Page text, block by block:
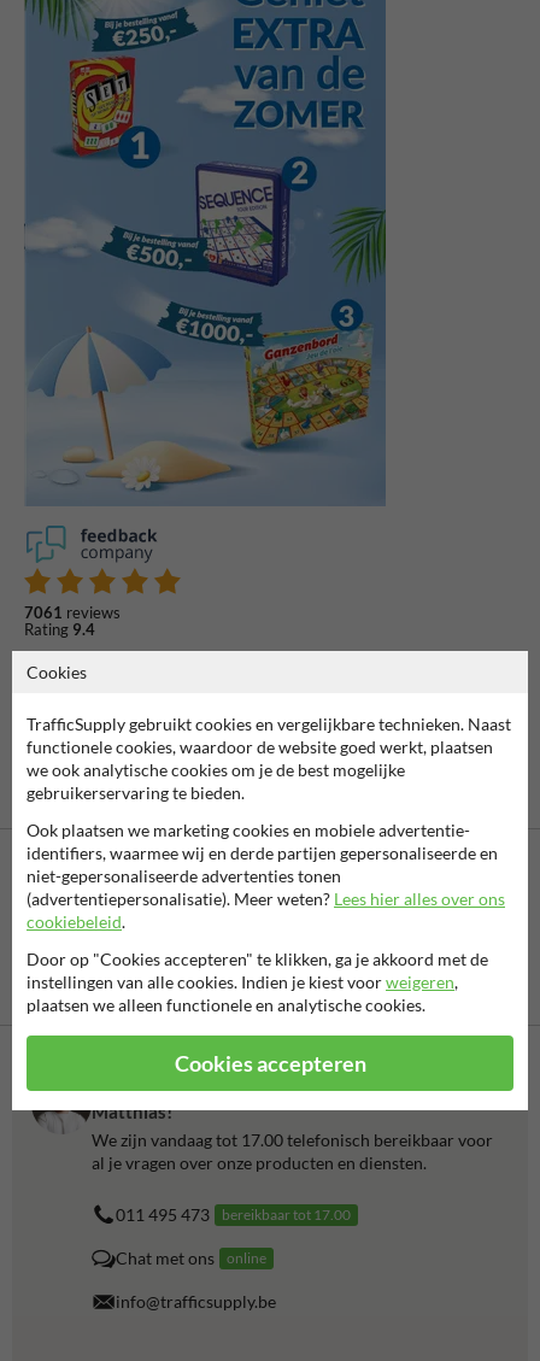
7061 reviews
Rating 9.4
Vooruitbetaling
per bank
Betaling achteraf
is mogelijk
Neem contact op met onze productspecialist
Matthias!
We zijn vandaag tot 17.00 telefonisch bereikbaar voor
al je vragen over onze producten en diensten.
011 495 473 bereikbaar tot 17.00
Chat met ons online
info@trafficsupply.be
Cookies
TrafficSupply gebruikt cookies en vergelijkbare technieken. Naast
functionele cookies, waardoor de website goed werkt, plaatsen
we ook analytische cookies om je de best mogelijke
gebruikerservaring te bieden.
Ook plaatsen we marketing cookies en mobiele advertentie-
identifiers, waarmee wij en derde partijen gepersonaliseerde en
niet-gepersonaliseerde advertenties tonen
(advertentiepersonalisatie). Meer weten? Lees hier alles over ons
cookiebeleid.
Door op "Cookies accepteren" te klikken, ga je akkoord met de
instellingen van alle cookies. Indien je kiest voorweigeren,
plaatsen we alleen functionele en analytische cookies.
Cookies accepteren